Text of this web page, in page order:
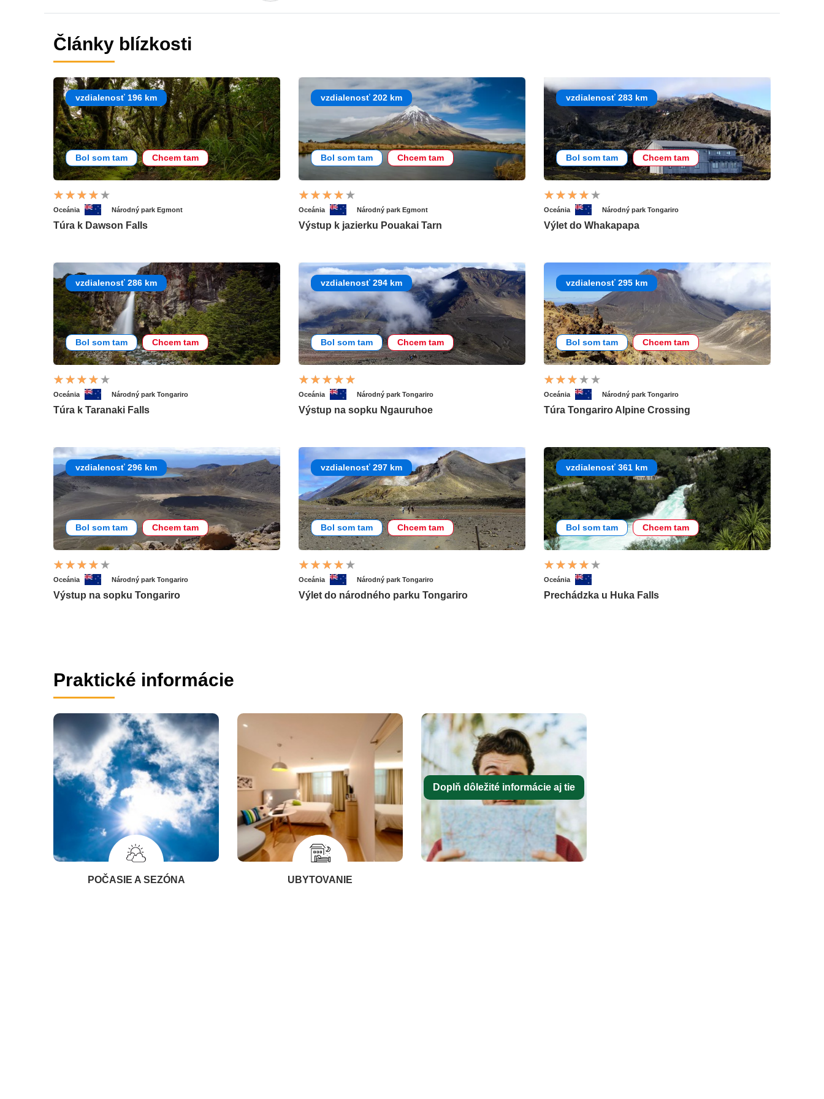
Články blízkosti
vzdialenosť 196 km
Bol som tam Chcem tam
Oceánia Národný park Egmont
Túra k Dawson Falls
vzdialenosť 202 km
Bol som tam Chcem tam
Oceánia Národný park Egmont
Výstup k jazierku Pouakai Tarn
vzdialenosť 283 km
Bol som tam Chcem tam
Oceánia Národný park Tongariro
Výlet do Whakapapa
vzdialenosť 286 km
Bol som tam Chcem tam
Oceánia Národný park Tongariro
Túra k Taranaki Falls
vzdialenosť 294 km
Bol som tam Chcem tam
Oceánia Národný park Tongariro
Výstup na sopku Ngauruhoe
vzdialenosť 295 km
Bol som tam Chcem tam
Oceánia Národný park Tongariro
Túra Tongariro Alpine Crossing
vzdialenosť 296 km
Bol som tam Chcem tam
Oceánia Národný park Tongariro
Výstup na sopku Tongariro
vzdialenosť 297 km
Bol som tam Chcem tam
Oceánia Národný park Tongariro
Výlet do národného parku Tongariro
vzdialenosť 361 km
Bol som tam Chcem tam
Oceánia
Prechádzka u Huka Falls
Praktické informácie
POČASIE A SEZÓNA UBYTOVANIE
Doplň dôležité informácie aj tie